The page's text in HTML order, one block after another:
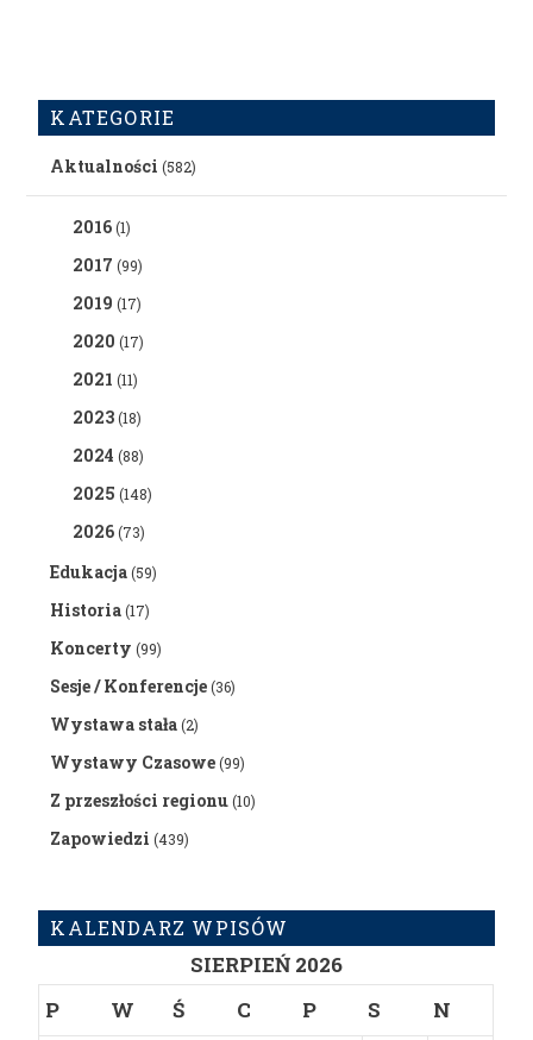
KATEGORIE
Aktualności (582)
2016(1)
2017 (99)
2019 (17)
2020 (17)
2021 (11)
2023(18)
2024 (88)
2025 (148)
2026(73)
Edukacja(59)
Historia(17)
Koncerty (99)
Sesje / Konferencje(36)
Wystawa stała(2)
Wystawy Czasowe(99)
Z przeszłości regionu(10)
Zapowiedzi (439)
KALENDARZ WPISÓW
SIERPIEŃ 2026
P
W Ś C P S N